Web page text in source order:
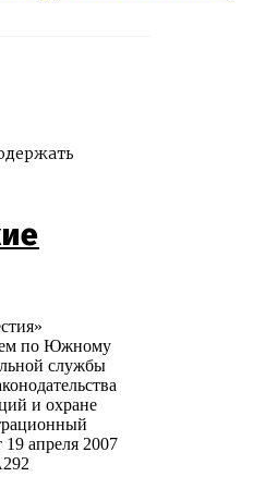
по Южному
службы
и охране
апреля 2007